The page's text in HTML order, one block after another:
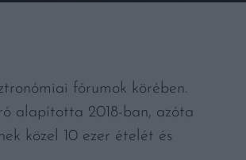
fórumok körében.
alapította 2018-ban, azóta
közel 10 ezer ételét és